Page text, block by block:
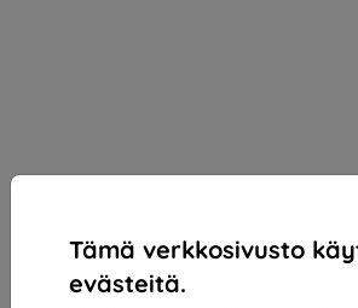
Tämä verkkosivusto
evästeitä.